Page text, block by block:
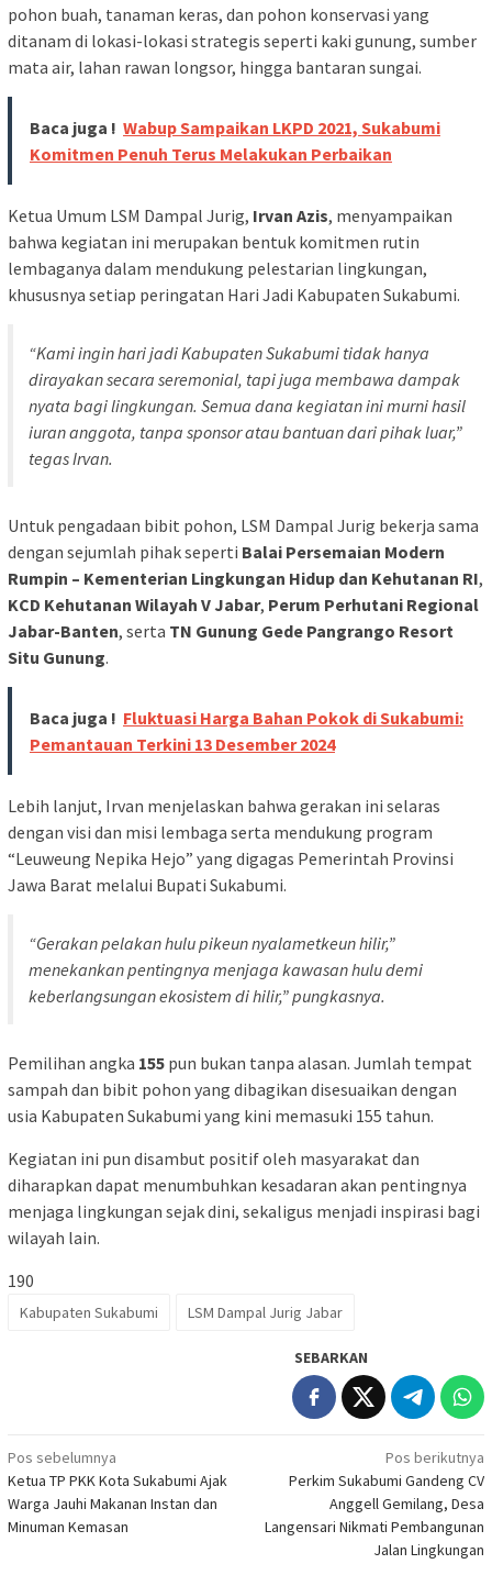
pohon buah, tanaman keras, dan pohon konservasi yang
ditanam di lokasi-lokasi strategis seperti kaki gunung, sumber
mata air, lahan rawan longsor, hingga bantaran sungai.
Baca juga ! Wabup Sampaikan LKPD 2021, Sukabumi
Komitmen Penuh Terus Melakukan Perbaikan
Ketua Umum LSM Dampal Jurig, Irvan Azis, menyampaikan
bahwa kegiatan ini merupakan bentuk komitmen rutin
lembaganya dalam mendukung pelestarian lingkungan,
khususnya setiap peringatan Hari Jadi Kabupaten Sukabumi.
“Kami ingin hari jadi Kabupaten Sukabumi tidak hanya
dirayakan secara seremonial, tapi juga membawa dampak
nyata bagi lingkungan. Semua dana kegiatan ini murni hasil
iuran anggota, tanpa sponsor atau bantuan dari pihak luar,”
tegas Irvan.
Untuk pengadaan bibit pohon, LSM Dampal Jurig bekerja sama
dengan sejumlah pihak seperti Balai Persemaian Modern
Rumpin – Kementerian Lingkungan Hidup dan Kehutanan RI,
KCD Kehutanan Wilayah V Jabar, Perum Perhutani Regional
Jabar-Banten, serta TN Gunung Gede Pangrango Resort
Situ Gunung.
Baca juga ! Fluktuasi Harga Bahan Pokok di Sukabumi:
Pemantauan Terkini 13 Desember 2024
Lebih lanjut, Irvan menjelaskan bahwa gerakan ini selaras
dengan visi dan misi lembaga serta mendukung program
“Leuweung Nepika Hejo” yang digagas Pemerintah Provinsi
Jawa Barat melalui Bupati Sukabumi.
“Gerakan pelakan hulu pikeun nyalametkeun hilir,”
menekankan pentingnya menjaga kawasan hulu demi
keberlangsungan ekosistem di hilir,” pungkasnya.
Pemilihan angka 155 pun bukan tanpa alasan. Jumlah tempat
sampah dan bibit pohon yang dibagikan disesuaikan dengan
usia Kabupaten Sukabumi yang kini memasuki 155 tahun.
Kegiatan ini pun disambut positif oleh masyarakat dan
diharapkan dapat menumbuhkan kesadaran akan pentingnya
menjaga lingkungan sejak dini, sekaligus menjadi inspirasi bagi
wilayah lain.
190
Kabupaten Sukabumi LSM Dampal Jurig Jabar
SEBARKAN
Navigasi
pos
Pos sebelumnya
Ketua TP PKK Kota Sukabumi Ajak
Warga Jauhi Makanan Instan dan
Minuman Kemasan
Pos berikutnya
Perkim Sukabumi Gandeng CV
Anggell Gemilang, Desa
Langensari Nikmati Pembangunan
Jalan Lingkungan